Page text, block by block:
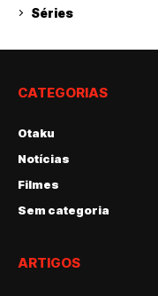
Séries
CATEGORIAS
Otaku
Notícias
Filmes
Sem categoria
ARTIGOS